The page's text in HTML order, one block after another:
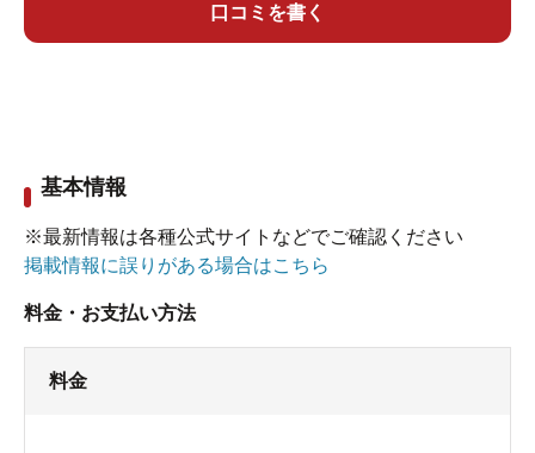
口コミを書く
基本情報
※最新情報は各種公式サイトなどでご確認ください
掲載情報に誤りがある場合はこちら
料金・お支払い方法
料金